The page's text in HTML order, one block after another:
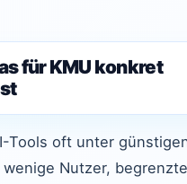
für KMU konkret
Tools oft unter
Nutzer,